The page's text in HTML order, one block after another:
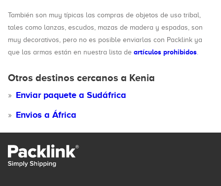
También son muy típicas las compras de objetos de uso tribal,
tales como lanzas, escudos, mazas de madera y espadas, son
muy decorativos, pero no es posible enviarlas con Packlink ya
que las armas están en nuestra lista de artículos prohibidos.
Otros destinos cercanos a Kenia
Enviar paquete a Sudáfrica
Envios a África